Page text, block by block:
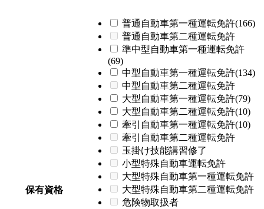
保有資格
普通自動車第一種運転免許(166)
普通自動車第二種運転免許
準中型自動車第一種運転免許
(69)
中型自動車第一種運転免許(134)
中型自動車第二種運転免許
大型自動車第一種運転免許(79)
大型自動車第二種運転免許(10)
牽引自動車第一種運転免許(10)
牽引自動車第二種運転免許
玉掛け技能講習修了
小型特殊自動車運転免許
大型特殊自動車第一種運転免許
大型特殊自動車第二種運転免許
危険物取扱者